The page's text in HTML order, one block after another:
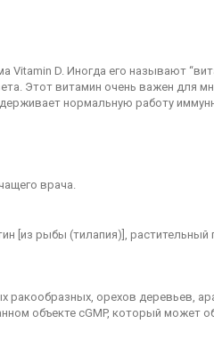
D. Иногда его называют
Этот витамин очень важен для
нормальную работу
врача.
[из рыбы (тилапия)],
ракообразных, орехов деревьев,
объекте cGMP, который может